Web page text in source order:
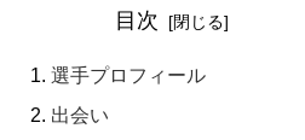
目次
選手プロフィール
出会い